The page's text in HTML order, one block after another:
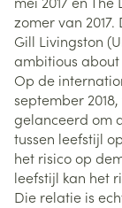
zomer van
Gill Livingston
ambitious about
Op de
september
gelanceerd om
tussen leefstijl
het risico op
leefstijl kan het
Die relatie is